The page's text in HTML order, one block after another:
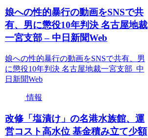
娘への性的暴行の動画をSNSで共
有、男に懲役10年判決 名古屋地裁
一宮支部 – 中日新聞Web
娘への性的暴行の動画をSNSで共有、男
に懲役10年判決 名古屋地裁一宮支部 中
日新聞Web
情報
改修「塩漬け」の名港水族館、運
営コスト高水位 基金積み立て少額